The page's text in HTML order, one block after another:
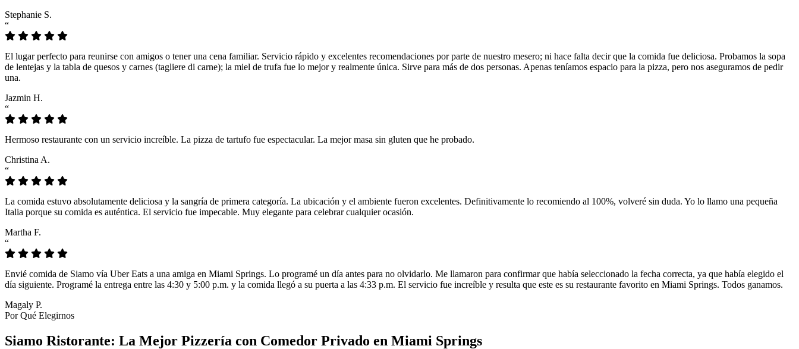
Stephanie S.
“
El lugar perfecto para reunirse con amigos o tener una cena familiar. Servicio rápido y excelentes recomendaciones por parte de nuestro mesero; ni hace falta decir que la comida fue deliciosa. Probamos la sopa
de lentejas y la tabla de quesos y carnes (tagliere di carne); la miel de trufa fue lo mejor y realmente única. Sirve para más de dos personas. Apenas teníamos espacio para la pizza, pero nos aseguramos de pedir
una.
Jazmin H.
“
Hermoso restaurante con un servicio increíble. La pizza de tartufo fue espectacular. La mejor masa sin gluten que he probado.
Christina A.
“
La comida estuvo absolutamente deliciosa y la sangría de primera categoría. La ubicación y el ambiente fueron excelentes. Definitivamente lo recomiendo al 100%, volveré sin duda. Yo lo llamo una pequeña
Italia porque su comida es auténtica. El servicio fue impecable. Muy elegante para celebrar cualquier ocasión.
Martha F.
“
Envié comida de Siamo vía Uber Eats a una amiga en Miami Springs. Lo programé un día antes para no olvidarlo. Me llamaron para confirmar que había seleccionado la fecha correcta, ya que había elegido el
día siguiente. Programé la entrega entre las 4:30 y 5:00 p.m. y la comida llegó a su puerta a las 4:33 p.m. El servicio fue increíble y resulta que este es su restaurante favorito en Miami Springs. Todos ganamos.
Magaly P.
Por Qué Elegirnos
Siamo Ristorante: La Mejor Pizzería con Comedor Privado en Miami Springs